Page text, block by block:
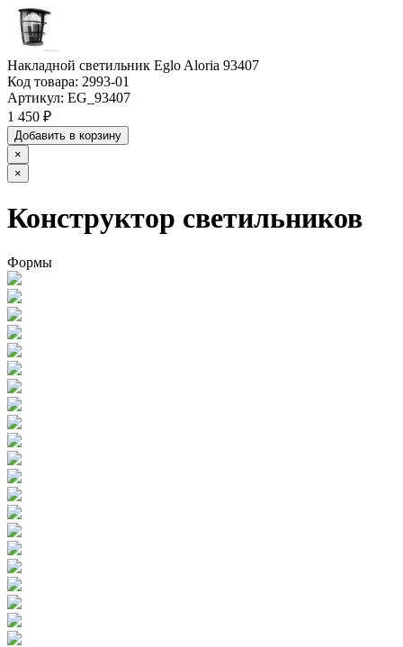
Накладной светильник Eglo Aloria 93407
Код товара: 2993-01
Артикул: EG_93407
1 450 ₽
Добавить в корзину
×
×
Конструктор светильников
Формы